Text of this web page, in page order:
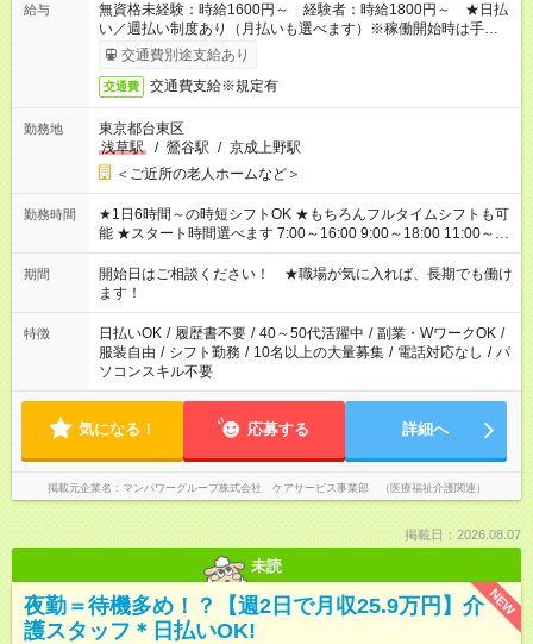
給与
無資格未経験：時給1600円～ 経験者：時給1800円～ ★日払
い／週払い制度あり（月払いも選べます）※稼働開始時は手続き
完了次第のお支払いとなります。
交通費別途支給あり
交通費 交通費支給※規定有
勤務地
東京都台東区
浅草駅
/ 鶯谷駅 / 京成上野駅
＜ご近所の老人ホームなど＞
勤務時間
★1日6時間～の時短シフトOK ★もちろんフルタイムシフトも可
能 ★スタート時間選べます 7:00～16:00 9:00～18:00 11:00～
20:00 など残業なし！ ※Wワークの場合、他のお仕事と合わせ
週40時間超の就業はご案内できません ※法令に基づき、週20時
間以上勤務は社会保険への加入対象となります ※労働者派遣法
（日雇い派遣の原則禁止）により、短時間・短期間の就業はご
案内が難しい場合があります
期間
開始日はご相談ください！ ★職場が気に入れば、長期でも働け
ます！
特徴 日払いOK / 履歴書不要 / 40～50代活躍中 / 副業・WワークOK /
服装自由 / シフト勤務 / 10名以上の大量募集 / 電話対応なし / パ
ソコンスキル不要
気になる！ 応募する 詳細へ
掲載元企業名 マンパワーグループ株式会社 ケアサービス事業部 （医療福祉介護関連）
掲載日：2026.08.07
未読
NEW
夜勤＝待機多め！？【週2日で月収25.9万円】介
護スタッフ＊日払いOK!